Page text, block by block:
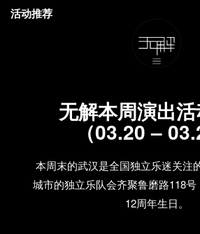
无解本周演出
（03.20 –
本周末的武汉是全国独立乐迷关注
城市的独立乐队会齐聚鲁磨路118号
12周年生日。
活动推荐